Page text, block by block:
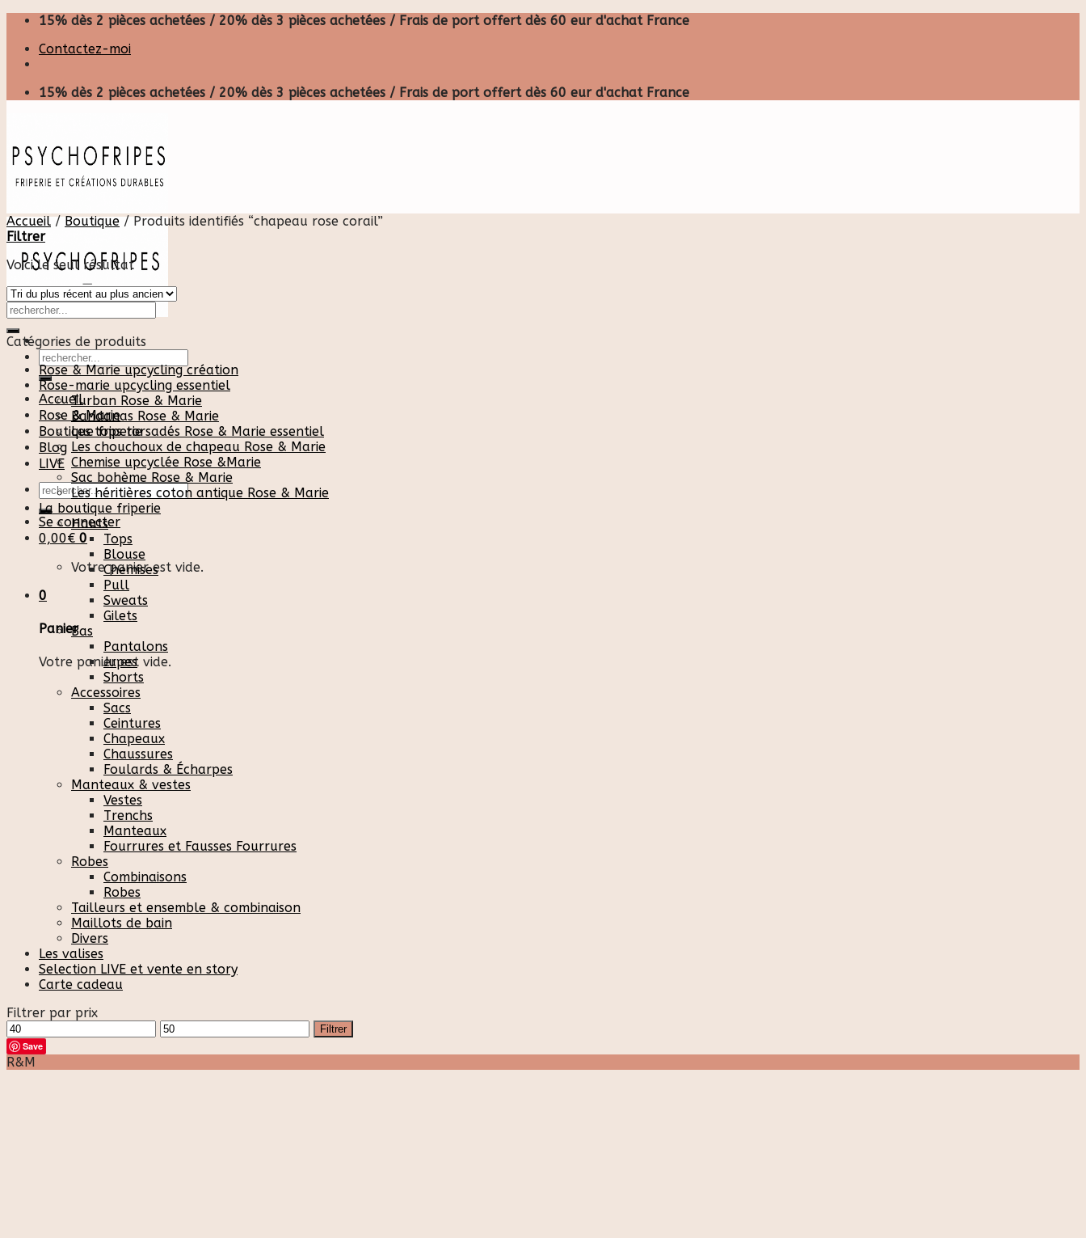
Skip
content
15% dès 2 pièces achetées / 20% dès 3 pièces achetées / Frais de port offert dès 60 eur d'achat France
Contactez-moi
15% dès 2 pièces achetées / 20% dès 3 pièces achetées / Frais de port offert dès 60 eur d'achat France
Recherche
pour :
Accueil
Rose & Marie
Boutique friperie
Blog
LIVE
Recherche
pour :
Se connecter
0,00€ 0
Votre panier est vide.
0
Panier
Votre panier est vide.
Accueil / Boutique /Produits identifiés “chapeau rose corail”
Filtrer
Voici le seul résultat
Catégories de produits
Rose & Marie upcycling création
Rose-marie upcycling essentiel
Turban Rose & Marie
Bandanas Rose & Marie
Les tops torsadés Rose & Marie essentiel
Les chouchoux de chapeau Rose & Marie
Chemise upcyclée Rose &Marie
Sac bohème Rose & Marie
Les héritières coton antique Rose & Marie
La boutique friperie
Hauts
Tops
Blouse
Chemises
Pull
Sweats
Gilets
Bas
Pantalons
Jupes
Shorts
Accessoires
Sacs
Ceintures
Chapeaux
Chaussures
Foulards & Écharpes
Manteaux & vestes
Vestes
Trenchs
Manteaux
Fourrures et Fausses Fourrures
Robes
Combinaisons
Robes
Tailleurs et ensemble & combinaison
Maillots de bain
Divers
Les valises
Selection LIVE et vente en story
Carte cadeau
Filtrer par prix
Prix
min
Prix
max
Filtrer
Save
R&M